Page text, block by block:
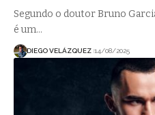
Segundo o doutor Bruno
é um…
DIEGO VELÁZQUEZ 14/08/2025